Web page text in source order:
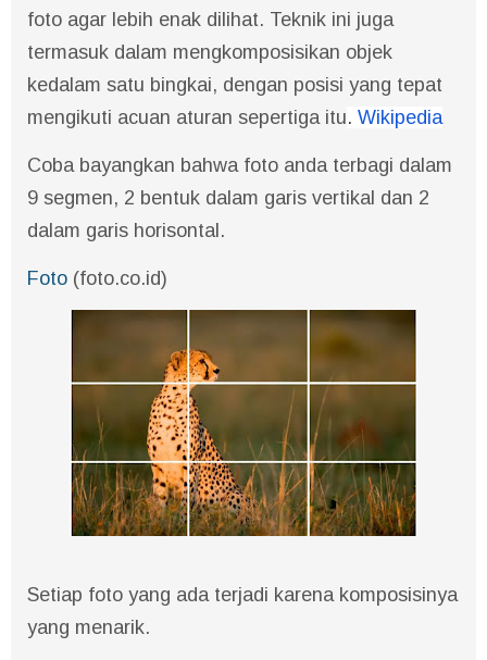
foto agar lebih enak dilihat. Teknik ini juga
termasuk dalam mengkomposisikan objek
kedalam satu bingkai, dengan posisi yang tepat
mengikuti acuan aturan sepertiga itu. Wikipedia
Coba bayangkan bahwa foto anda terbagi dalam
9 segmen, 2 bentuk dalam garis vertikal dan 2
dalam garis horisontal.
Foto (foto.co.id)
Setiap foto yang ada terjadi karena komposisinya
yang menarik.